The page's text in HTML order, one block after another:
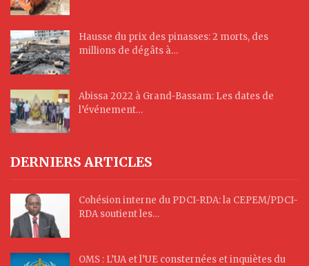
Hausse du prix des pinasses: 2 morts, des
millions de dégâts à…
Abissa 2022 à Grand-Bassam: Les dates de
l’événement…
DERNIERS ARTICLES
Cohésion interne du PDCI-RDA: la CEPEM/PDCI-
RDA soutient les…
OMS : L’UA et l’UE consternées et inquiètes du